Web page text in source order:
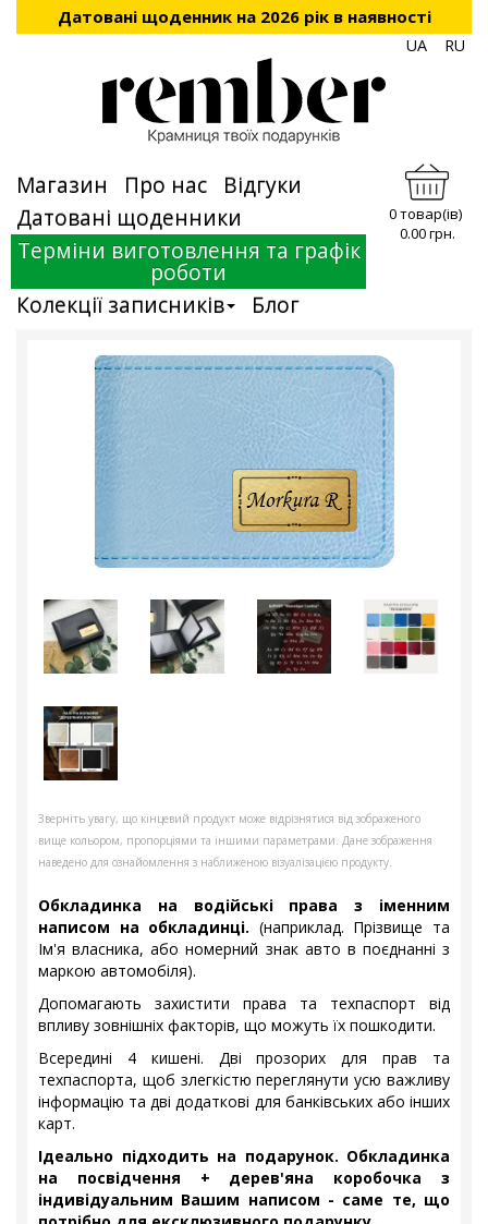
Датовані щоденник на 2026 рік в наявності
UA RU
Магазин Про нас
Відгуки
Датовані щоденники
Терміни виготовлення та графік
роботи
Колекції записників
Блог
0 товар(ів)
0.00 грн.
Зверніть увагу, що кінцевий продукт може відрізнятися від зображеного
вище кольором, пропорціями та іншими параметрами. Дане зображення
наведено для ознайомлення з наближеною візуалізацією продукту.
Обкладинка на водійські права з іменним
написом на обкладинці. (наприклад. Прізвище та
Ім'я власника, або номерний знак авто в поєднанні з
маркою автомобіля).
Допомагають захистити права та техпаспорт від
впливу зовнішніх факторів, що можуть їх пошкодити.
Всередині 4 кишені. Дві прозорих для прав та
техпаспорта, щоб злегкістю переглянути усю важливу
інформацію та дві додаткові для банківських або інших
карт.
Ідеально підходить на подарунок. Обкладинка
на посвідчення + дерев'яна коробочка з
індивідуальним Вашим написом - саме те, що